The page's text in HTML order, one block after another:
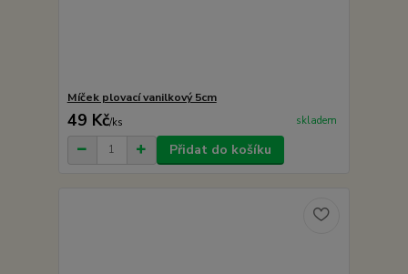
Míček plovací vanilkový 5cm
49 Kč/ks skladem
Přidat do košíku